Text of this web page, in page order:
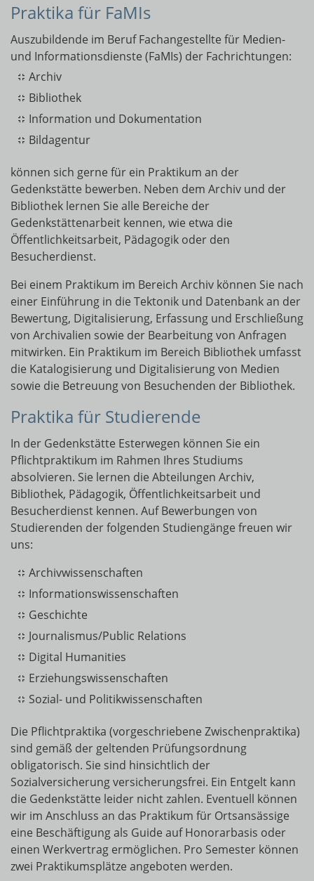
Praktika für FaMIs
Auszubildende im Beruf Fachangestellte für Medien-
und Informationsdienste (FaMIs) der Fachrichtungen:
Archiv
Bibliothek
Information und Dokumentation
Bildagentur
können sich gerne für ein Praktikum an der
Gedenkstätte bewerben. Neben dem Archiv und der
Bibliothek lernen Sie alle Bereiche der
Gedenkstättenarbeit kennen, wie etwa die
Öffentlichkeitsarbeit, Pädagogik oder den
Besucherdienst.
Bei einem Praktikum im Bereich Archiv können Sie nach
einer Einführung in die Tektonik und Datenbank an der
Bewertung, Digitalisierung, Erfassung und Erschließung
von Archivalien sowie der Bearbeitung von Anfragen
mitwirken. Ein Praktikum im Bereich Bibliothek umfasst
die Katalogisierung und Digitalisierung von Medien
sowie die Betreuung von Besuchenden der Bibliothek.
Praktika für Studierende
In der Gedenkstätte Esterwegen können Sie ein
Pflichtpraktikum im Rahmen Ihres Studiums
absolvieren. Sie lernen die Abteilungen Archiv,
Bibliothek, Pädagogik, Öffentlichkeitsarbeit und
Besucherdienst kennen. Auf Bewerbungen von
Studierenden der folgenden Studiengänge freuen wir
uns:
Archivwissenschaften
Informationswissenschaften
Geschichte
Journalismus/Public Relations
Digital Humanities
Erziehungswissenschaften
Sozial- und Politikwissenschaften
Die Pflichtpraktika (vorgeschriebene Zwischenpraktika)
sind gemäß der geltenden Prüfungsordnung
obligatorisch. Sie sind hinsichtlich der
Sozialversicherung versicherungsfrei. Ein Entgelt kann
die Gedenkstätte leider nicht zahlen. Eventuell können
wir im Anschluss an das Praktikum für Ortsansässige
eine Beschäftigung als Guide auf Honorarbasis oder
einen Werkvertrag ermöglichen. Pro Semester können
zwei Praktikumsplätze angeboten werden.